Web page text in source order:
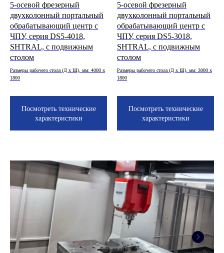
5-осевой фрезерный
двухколонный портальный
обрабатывающий центр с
ЧПУ, серия DS5-4018,
SHTRAL, с подвижным
столом
Размеры рабочего стола (Д x Ш), мм: 4000 х
1800
Посмотреть технические
характеристики
5-осевой фрезерный
двухколонный портальный
обрабатывающий центр с
ЧПУ, серия DS5-3018,
SHTRAL, с подвижным
столом
Размеры рабочего стола (Д x Ш), мм: 3000 х
1800
Посмотреть технические
характеристики